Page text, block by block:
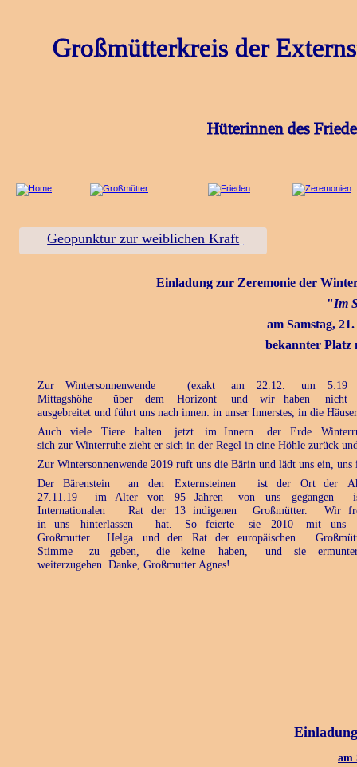
Großmütterkreis der
Hüterinnen des
am
Einladung zur Zeremonie der
"Im
am Samstag,
bekannter Platz
Zur Wintersonnenwende (exakt am 22.12. um
5:19
Mittagshöhe
über dem Horizont und wir haben
nicht
ausgebreitet und führt uns nach innen: in unser Innerstes, in die
Auch
viele Tiere halten jetzt im Innern der Erde
sich zur Winterruhe zieht er sich in der Regel in eine Höhle zurück
Zur Wintersonnenwende 2019 ruft uns die Bärin und lädt uns ein,
Der
Bärenstein an den Externsteinen ist der Ort der
27.11.19
im Alter von 95 Jahren von uns gegangen
Internationalen
Rat der 13 indigenen Großmütter. Wir
in
uns hinterlassen hat. So feierte sie 2010 mit
uns
Großmutter
Helga und den Rat der europäischen
Stimme
zu geben, die keine haben, und sie
weiterzugehen. Danke, Großmutter Agnes!
Geopunktur zur weiblichen Kraft